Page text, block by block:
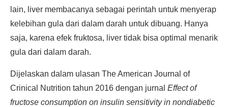
lain, liver membacanya sebagai perintah untuk menyerap
kelebihan gula dari dalam darah untuk dibuang. Hanya
saja, karena efek fruktosa, liver tidak bisa optimal menarik
gula dari dalam darah.
Dijelaskan dalam ulasan The American Journal of
Crinical Nutrition tahun 2016 dengan jurnal Effect of
fructose consumption on insulin sensitivity in nondiabetic